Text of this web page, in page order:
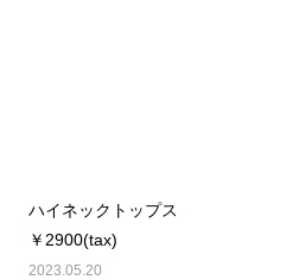
ハイネックトップス
￥2900(tax)
2023.05.20